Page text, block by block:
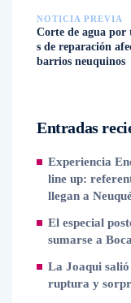
NOTICIA PREVIA
Corte de agua por
s de reparación
barrios neuquinos
Entradas
Experiencia
line up:
llegan a
El especial
sumarse a Boca
La Joaqui
ruptura y